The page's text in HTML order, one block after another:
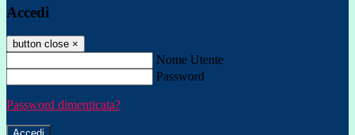
Accedi
button close ×
Nome Utente
Password
Password dimenticata?